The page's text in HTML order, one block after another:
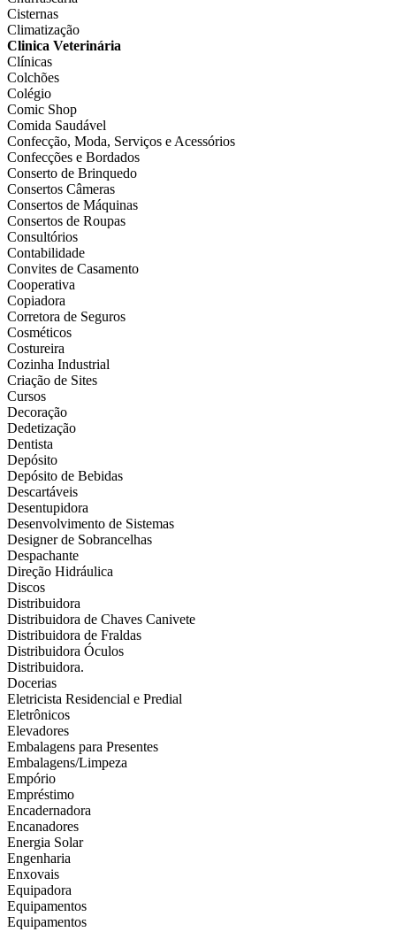
Cisternas
Climatização
Clinica Veterinária
Clínicas
Colchões
Colégio
Comic Shop
Comida Saudável
Confecção, Moda, Serviços e Acessórios
Confecções e Bordados
Conserto de Brinquedo
Consertos Câmeras
Consertos de Máquinas
Consertos de Roupas
Consultórios
Contabilidade
Convites de Casamento
Cooperativa
Copiadora
Corretora de Seguros
Cosméticos
Costureira
Cozinha Industrial
Criação de Sites
Cursos
Decoração
Dedetização
Dentista
Depósito
Depósito de Bebidas
Descartáveis
Desentupidora
Desenvolvimento de Sistemas
Designer de Sobrancelhas
Despachante
Direção Hidráulica
Discos
Distribuidora
Distribuidora de Chaves Canivete
Distribuidora de Fraldas
Distribuidora Óculos
Distribuidora.
Docerias
Eletricista Residencial e Predial
Eletrônicos
Elevadores
Embalagens para Presentes
Embalagens/Limpeza
Empório
Empréstimo
Encadernadora
Encanadores
Energia Solar
Engenharia
Enxovais
Equipadora
Equipamentos
Equipamentos